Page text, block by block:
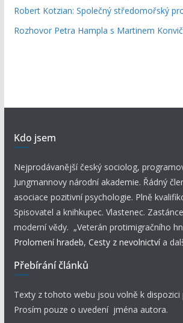
Robert Kotzian: Společný středomořský
Rozhovor Petra Hampla s Martinem
Kdo jsem
Nejprodávanější český sociolog,
Jungmannovy národní akademie. Řádný
asociace pozitivní psychologie. Plně
Spisovatel a knihkupec. Vlastenec.
moderní vědy. „Veterán protimigračního
Prolomení hradeb, Cesty z nevolnictví a
Přebírání článků
Texty z tohoto webu jsou volně k dispozici
Prosím pouze o uvedení jména autora.